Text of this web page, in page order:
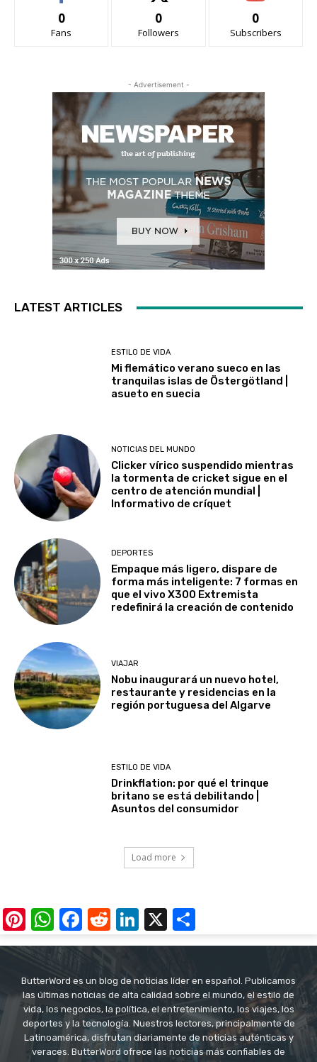
0
Fans
0
Followers
0
Subscribers
- Advertisement -
LATEST ARTICLES
ESTILO DE VIDA
Mi flemático verano sueco en las
tranquilas islas de Östergötland |
asueto en suecia
NOTICIAS DEL MUNDO
Clicker vírico suspendido mientras
la tormenta de cricket sigue en el
centro de atención mundial |
Informativo de críquet
DEPORTES
Empaque más ligero, dispare de
forma más inteligente: 7 formas en
que el vivo X300 Extremista
redefinirá la creación de contenido
VIAJAR
Nobu inaugurará un nuevo hotel,
restaurante y residencias en la
región portuguesa del Algarve
ESTILO DE VIDA
Drinkflation: por qué el trinque
britano se está debilitando |
Asuntos del consumidor
Load more
Pinterest
WhatsApp
Facebook
RedditLinkedIn
X
ButterWord es un blog de noticias líder en español. Publicamos
las últimas noticias de alta calidad sobre el mundo, el estilo de
vida, los negocios, la política, el entretenimiento, los viajes, los
deportes y la tecnología. Nuestros lectores, principalmente de
Latinoamérica, disfrutan diariamente de noticias auténticas y
veraces. ButterWord ofrece las noticias más confiables de